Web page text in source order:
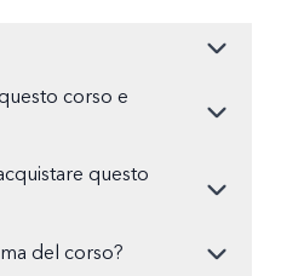
corso e
questo
del corso?